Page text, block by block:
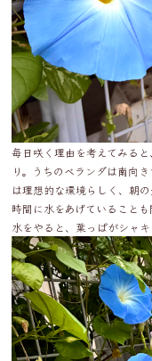
毎日咲く理由を考えてみる
り。うちのベランダは南向
は理想的な環境らしく、朝
時間に水をあげていること
水をやると、葉っぱがシャ